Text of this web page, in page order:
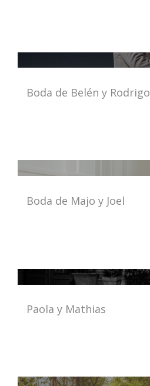
Boda de Belén y Rodrigo
Boda de Majo y Joel
Paola y Mathias